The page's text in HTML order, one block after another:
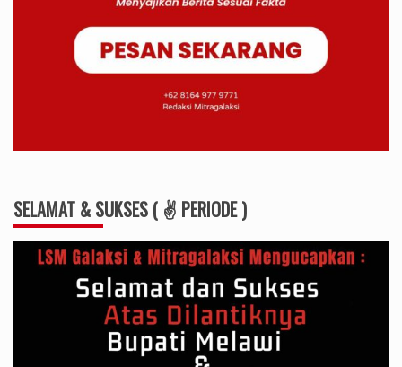
SELAMAT & SUKSES ( ✌ PERIODE )